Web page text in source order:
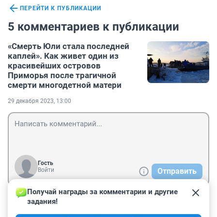
ПЕРЕЙТИ К ПУБЛИКАЦИИ
5 комментариев к публикации
«Смерть Юли стала последней
каплей». Как живет один из
красивейших островов
Приморья после трагичной
смерти многодетной матери
29 декабря 2023, 13:00
Гость
Войти
Отправить
Гость
Получай награды за комментарии и другие
задания!